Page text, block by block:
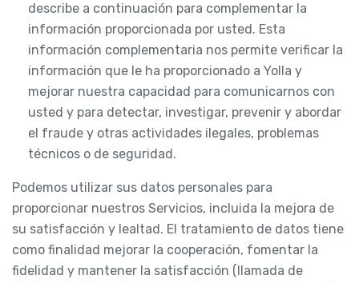
describe a continuación para complementar la
información proporcionada por usted. Esta
información complementaria nos permite verificar la
información que le ha proporcionado a Yolla y
mejorar nuestra capacidad para comunicarnos con
usted y para detectar, investigar, prevenir y abordar
el fraude y otras actividades ilegales, problemas
técnicos o de seguridad.
Podemos utilizar sus datos personales para
proporcionar nuestros Servicios, incluida la mejora de
su satisfacción y lealtad. El tratamiento de datos tiene
como finalidad mejorar la cooperación, fomentar la
fidelidad y mantener la satisfacción (llamada de